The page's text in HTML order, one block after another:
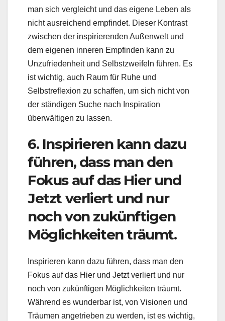
man sich vergleicht und das eigene Leben als
nicht ausreichend empfindet. Dieser Kontrast
zwischen der inspirierenden Außenwelt und
dem eigenen inneren Empfinden kann zu
Unzufriedenheit und Selbstzweifeln führen. Es
ist wichtig, auch Raum für Ruhe und
Selbstreflexion zu schaffen, um sich nicht von
der ständigen Suche nach Inspiration
überwältigen zu lassen.
6. Inspirieren kann dazu
führen, dass man den
Fokus auf das Hier und
Jetzt verliert und nur
noch von zukünftigen
Möglichkeiten träumt.
Inspirieren kann dazu führen, dass man den
Fokus auf das Hier und Jetzt verliert und nur
noch von zukünftigen Möglichkeiten träumt.
Während es wunderbar ist, von Visionen und
Träumen angetrieben zu werden, ist es wichtig,